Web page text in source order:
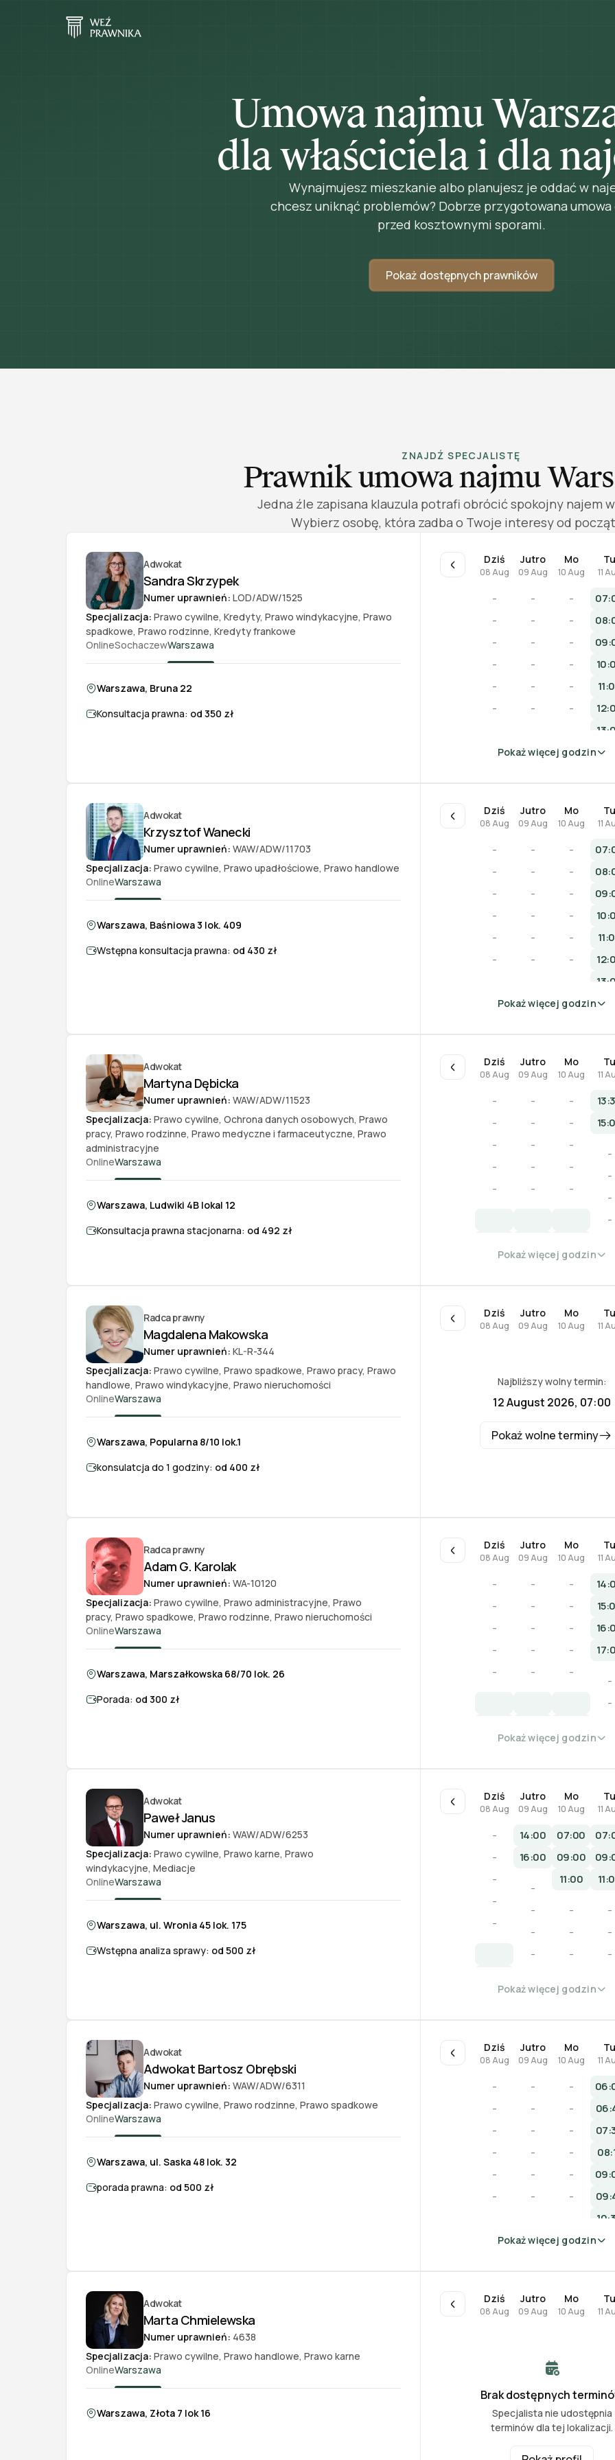
Umowa najmu
dla właściciela i dla
Wynajmujesz mieszkanie albo planujesz je oddać w
chcesz uniknąć problemów? Dobrze przygotowana
przed kosztownymi sporami.
Pokaż dostępnych prawników
ZNAJDŹ SPECJALISTĘ
Prawnik umowa najmu
Jedna źle zapisana klauzula potrafi obrócić spokojny najem
Wybierz osobę, która zadba o Twoje interesy od
Adwokat
Sandra Skrzypek
Numer uprawnień: LOD/ADW/1525
Specjalizacja: Prawo cywilne, Kredyty, Prawo windykacyjne, Prawo
spadkowe, Prawo rodzinne, Kredyty frankowe
OnlineSochaczewWarszawa
Warszawa, Bruna 22
Konsultacja prawna: od 350 zł
Dziś
08 Aug
-
-
-
-
-
-
Jutro
09 Aug
-
-
-
-
-
-
-
Mo
10 Aug
-
-
-
-
-
-
-
Tu
11
Pokaż więcej godzin
Adwokat
Krzysztof Wanecki
Numer uprawnień: WAW/ADW/11703
Specjalizacja: Prawo cywilne, Prawo upadłościowe, Prawo handlowe
OnlineWarszawa
Warszawa, Baśniowa 3 lok. 409
Wstępna konsultacja prawna: od 430 zł
Dziś
08 Aug
-
-
-
-
-
-
Jutro
09 Aug
-
-
-
-
-
-
Mo
10 Aug
-
-
-
-
-
-
Tu
11
Pokaż więcej godzin
Adwokat
Martyna Dębicka
Numer uprawnień: WAW/ADW/11523
Specjalizacja: Prawo cywilne, Ochrona danych osobowych, Prawo
pracy, Prawo rodzinne, Prawo medyczne i farmaceutyczne, Prawo
administracyjne
OnlineWarszawa
Warszawa, Ludwiki 4B lokal 12
Konsultacja prawna stacjonarna: od 492 zł
Dziś
08 Aug
-
-
-
-
-
Jutro
09 Aug
-
-
-
-
-
Mo
10 Aug
-
-
-
-
-
Tu
11
-
-
-
-
Pokaż więcej godzin
Radca prawny
Magdalena Makowska
Numer uprawnień: KL-R-344
Specjalizacja: Prawo cywilne, Prawo spadkowe, Prawo pracy, Prawo
handlowe, Prawo windykacyjne, Prawo nieruchomości
OnlineWarszawa
Warszawa, Popularna 8/10 lok.1
konsulatcja do 1 godziny: od 400 zł
Najbliższy wolny termin:
12 August 2026, 07:00
Pokaż wolne terminy
Dziś
08 Aug
Jutro
09 Aug
Mo
10 Aug
Tu
11
Radca prawny
Adam G. Karolak
Numer uprawnień: WA-10120
Specjalizacja: Prawo cywilne, Prawo administracyjne, Prawo
pracy, Prawo spadkowe, Prawo rodzinne, Prawo nieruchomości
OnlineWarszawa
Warszawa, Marszałkowska 68/70 lok. 26
Porada: od 300 zł
Dziś
08 Aug
-
-
-
-
-
Jutro
09 Aug
-
-
-
-
-
Mo
10 Aug
-
-
-
-
-
Tu
11
-
-
Pokaż więcej godzin
Adwokat
Paweł Janus
Numer uprawnień: WAW/ADW/6253
Specjalizacja: Prawo cywilne, Prawo karne, Prawo
windykacyjne, Mediacje
OnlineWarszawa
Warszawa, ul. Wronia 45 lok. 175
Wstępna analiza sprawy: od 500 zł
Dziś
08 Aug
-
-
-
-
-
Jutro
09 Aug
14:00
16:00
-
-
-
-
Mo
10 Aug
07:00
09:00
11:00
-
-
-
Tu
11
-
-
-
Pokaż więcej godzin
Adwokat
Adwokat Bartosz Obrębski
Numer uprawnień: WAW/ADW/6311
Specjalizacja: Prawo cywilne, Prawo rodzinne, Prawo spadkowe
OnlineWarszawa
Warszawa, ul. Saska 48 lok. 32
porada prawna: od 500 zł
Dziś
08 Aug
-
-
-
-
-
-
Jutro
09 Aug
-
-
-
-
-
-
-
Mo
10 Aug
-
-
-
-
-
-
-
Tu
11
Pokaż więcej godzin
Adwokat
Marta Chmielewska
Numer uprawnień: 4638
Specjalizacja: Prawo cywilne, Prawo handlowe, Prawo karne
OnlineWarszawa
Warszawa, Złota 7 lok 16
Brak dostępnych
Specjalista nie udostępnia
terminów dla tej lokalizacji.
Dziś
08 Aug
Jutro
09 Aug
Mo
10 Aug
Tu
11